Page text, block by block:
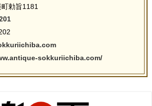
勅旨1181
sokkuriichiba.com/